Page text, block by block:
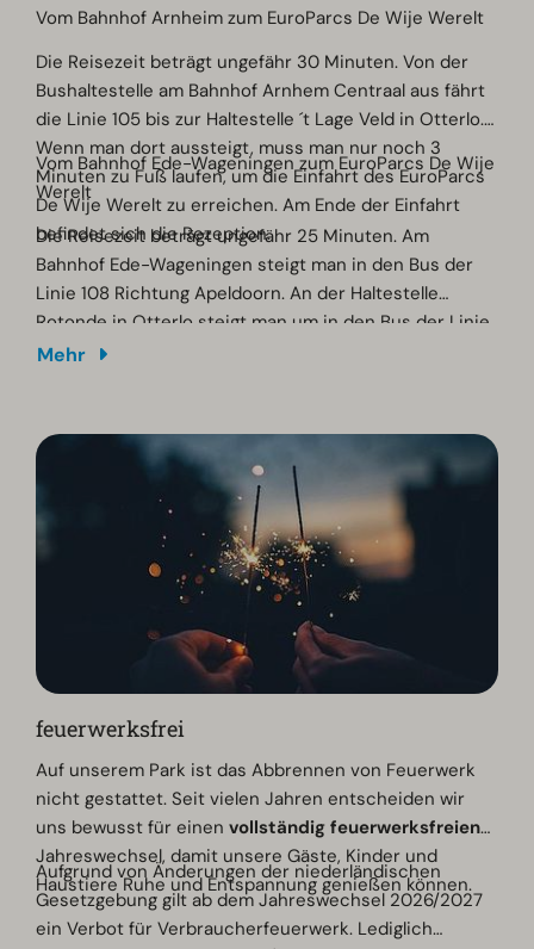
Vom Bahnhof Arnheim zum EuroParcs De Wije Werelt
Die Reisezeit beträgt ungefähr 30 Minuten. Von der
Bushaltestelle am Bahnhof Arnhem Centraal aus fährt
die Linie 105 bis zur Haltestelle ´t Lage Veld in Otterlo.
Wenn man dort aussteigt, muss man nur noch 3
Minuten zu Fuß laufen, um die Einfahrt des EuroParcs
De Wije Werelt zu erreichen. Am Ende der Einfahrt
befindet sich die Rezeption.
Vom Bahnhof Ede-Wageningen zum EuroParcs De Wije
Werelt
Die Reisezeit beträgt ungefähr 25 Minuten. Am
Bahnhof Ede-Wageningen steigt man in den Bus der
Linie 108 Richtung Apeldoorn. An der Haltestelle
Rotonde in Otterlo steigt man um in den Bus der Linie
105 Richtung Arnheim und schließlich an der
De Wije Werelt zu erreichen. Am Ende der Einfahrt
befindet sich die Rezeption.
Mehr
feuerwerksfrei
Auf unserem Park ist das Abbrennen von Feuerwerk
nicht gestattet. Seit vielen Jahren entscheiden wir
uns bewusst für einenvollständig feuerwerksfreien
Jahreswechsel, damit unsere Gäste, Kinder und
Haustiere Ruhe und Entspannung genießen können.
Aufgrund von Änderungen der niederländischen
Gesetzgebung gilt ab dem Jahreswechsel 2026/2027
ein Verbot für Verbraucherfeuerwerk. Lediglich